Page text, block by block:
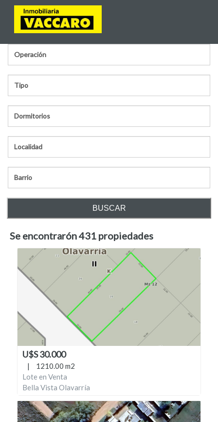
Se encontrarón431 propiedades
U$S 30.000
|
1210.00 m2
Lote en Venta
Bella Vista Olavarría